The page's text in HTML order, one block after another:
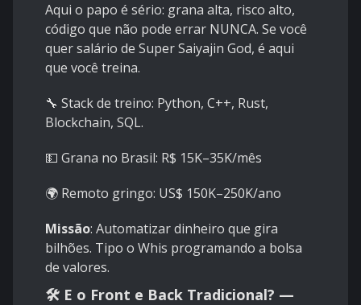
Aqui o papo é sério: grana alta, risco alto,
código que não pode errar NUNCA. Se você
quer salário de Super Saiyajin God, é aqui
que você treina.
🔧 Stack de treino: Python, C++, Rust,
Blockchain, SQL.
💵 Grana no Brasil: R$ 15K–35K/mês
🌍 Remoto gringo: US$ 150K–250K/ano
Missão: Automatizar dinheiro que gira
bilhões. Tipo o Whis programando a bolsa
de valores.
🛠️ E o Front e Back Tradicional? —